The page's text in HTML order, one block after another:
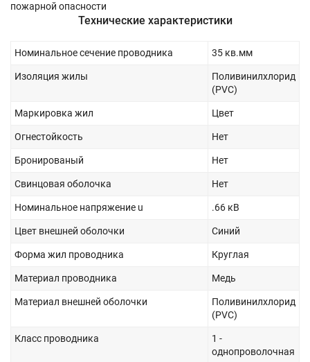
пожарной опасности
Технические характеристики
Номинальное сечение проводника 35 кв.мм
Изоляция жилы
Поливинилхлорид
(PVC)
Маркировка жил Цвет
Огнестойкость Нет
Бронированый Нет
Свинцовая оболочка Нет
Номинальное напряжение u .66 кВ
Цвет внешней оболочки Синий
Форма жил проводника Круглая
Материал проводника Медь
Материал внешней оболочки
Поливинилхлорид
(PVC)
Класс проводника
1 -
однопроволочная